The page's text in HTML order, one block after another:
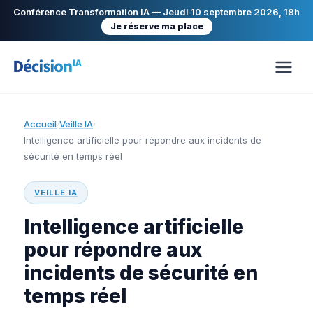
Conférence Transformation IA — Jeudi 10 septembre 2026, 18h
Je réserve ma place
Accueil›Veille IA›
Intelligence artificielle pour répondre aux incidents de
sécurité en temps réel
VEILLE IA
Intelligence artificielle
pour répondre aux
incidents de sécurité en
temps réel